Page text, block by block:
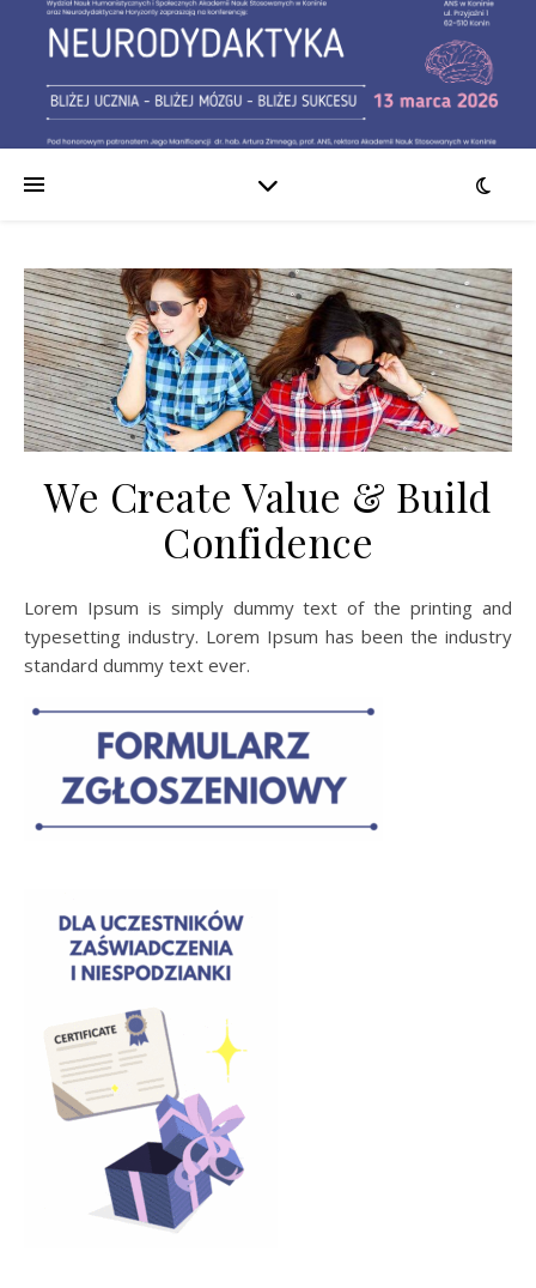
We CreateValue & Build
Confidence
Lorem Ipsum is simply dummy text of the printing and
typesetting industry. Lorem Ipsum has been the industry
standard dummy text ever.